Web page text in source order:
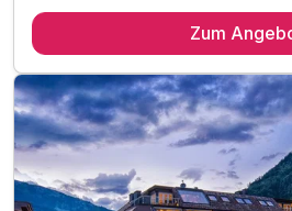
im Vollausgestatteten Design Chalet
inkl. Endreinigung
inkl. Inhouse Sauna
inkl. Ski- und Sportgeräte Raum
inkl. WELLNESS & FITNESS
ink. CHILDEN´S PLAYROOM
Zum